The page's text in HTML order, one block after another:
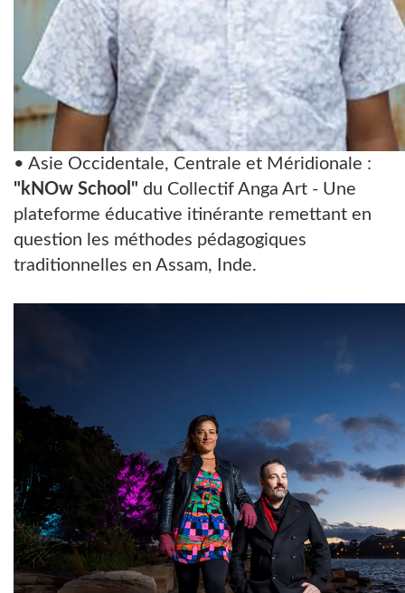
• Asie Occidentale, Centrale et Méridionale :
"kNOw School" du Collectif Anga Art - Une
plateforme éducative itinérante remettant en
question les méthodes pédagogiques
traditionnelles en Assam, Inde.